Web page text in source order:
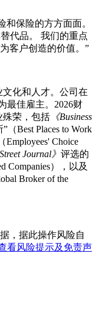
和保险的方方面面。
代品。 我们的重点
客户创造的价值。”
化和人才。公司在
最佳雇主。2026财
殊荣，包括 《Business
Best Places to Work
Employees' Choice
Journal》 评选的
Companies），以及
Broker of the
，据此操作风险自
看风险提示及免责声